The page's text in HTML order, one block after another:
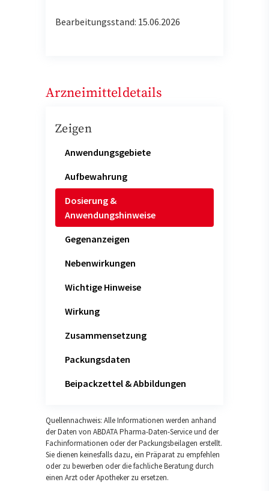
Bearbeitungsstand: 15.06.2026
Arzneimitteldetails
Zeigen
Anwendungsgebiete
Aufbewahrung
Dosierung &
Anwendungshinweise
Gegenanzeigen
Nebenwirkungen
Wichtige Hinweise
Wirkung
Zusammensetzung
Packungsdaten
Beipackzettel & Abbildungen
Quellennachweis: Alle Informationen werden anhand
der Daten von ABDATA Pharma-Daten-Service und der
Fachinformationen oder der Packungsbeilagen erstellt.
Sie dienen keinesfalls dazu, ein Präparat zu empfehlen
oder zu bewerben oder die fachliche Beratung durch
einen Arzt oder Apotheker zu ersetzen.